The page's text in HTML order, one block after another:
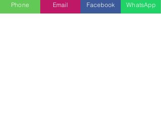
Phone Email Facebook WhatsApp